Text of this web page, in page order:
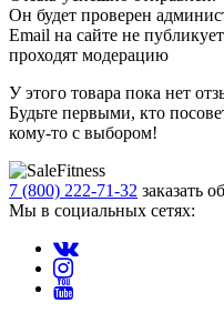
Он будет проверен
Email на сайте не
проходят модерацию
У этого товара пока нет
Будьте первыми, кто
кому-то с выбором!
7 (800) 222-71-32 заказать
Мы в социальных сетях: